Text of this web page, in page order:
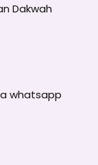
Dakwah
whatsapp